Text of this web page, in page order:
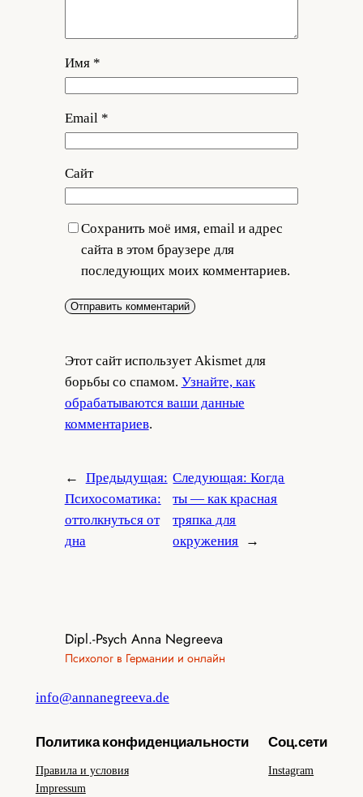
Имя *
Email *
Сайт
Сохранить моё имя, email и адрес
сайта в этом браузере для
последующих моих комментариев.
Этот сайт использует Akismet для
борьбы со спамом. Узнайте, как
обрабатываются ваши данные
комментариев.
←
Предыдущая:
Психосоматика:
оттолкнуться от
дна
Следующая:Когда
ты — как красная
тряпка для
окружения
→
Dipl.-Psych Anna Negreeva
Психолог в Германии и онлайн
info@annanegreeva.de
Политика конфиденциальности
Правила и условия
Impressum
Соц.сети
Instagram